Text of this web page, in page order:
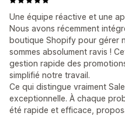
Une équipe réactive et une
Nous avons récemment
boutique Shopify pour gérer
sommes absolument ravis !
gestion rapide des
simplifié notre travail.
Ce qui distingue vraiment
exceptionnelle. À chaque
été rapide et efficace,